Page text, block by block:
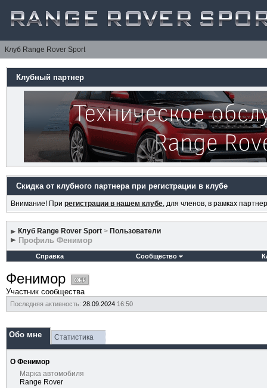
Клуб Range Rover Sport
Клубный партнер
Скидка от клубного партнера при регистрации в клубе
Внимание! При регистрации в нашем клубе, для членов, в рамках
Клуб Range Rover Sport > Пользователи
Профиль Фенимор
Справка Сообщество
Фенимор
Участник сообщества
Последняя активность: 28.09.2024 16:50
Обо мне Статистика
О Фенимор
Марка автомобиля
Range Rover